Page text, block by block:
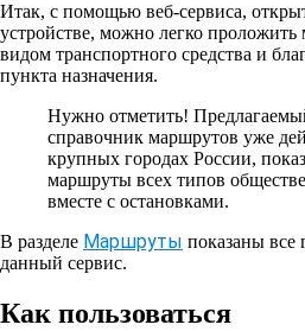
Итак, с помощью веб-сервиса,
устройстве, можно легко проложить
видом транспортного средства и
пункта назначения.
Нужно отметить!
справочник маршрутов уже
крупных городах России,
маршруты всех типов
вместе с остановками.
В разделе Маршруты показаны все
данный сервис.
Как пользоваться